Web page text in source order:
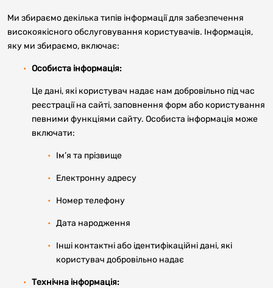
Ми збираємо декілька типів інформації для забезпечення
високоякісного обслуговування користувачів. Інформація,
яку ми збираємо, включає:
Особиста інформація:
Це дані, які користувач надає нам добровільно під час
реєстрації на сайті, заповнення форм або користування
певними функціями сайту. Особиста інформація може
включати:
Ім’я та прізвище
Електронну адресу
Номер телефону
Дата народження
Інші контактні або ідентифікаційні дані, які
користувач добровільно надає
Технічна інформація: